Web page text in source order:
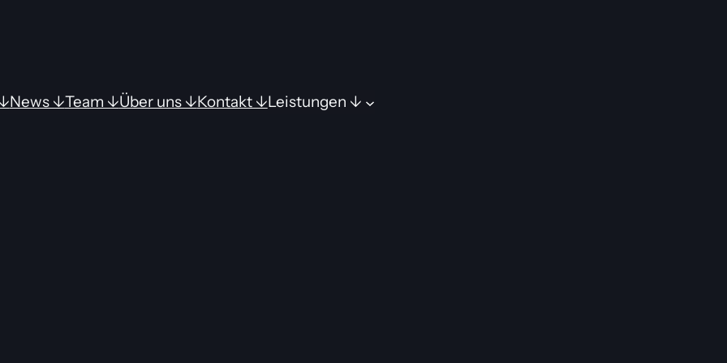
News ↓Team ↓Über uns ↓Kontakt ↓Leistungen ↓